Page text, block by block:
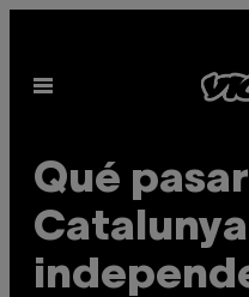
contenido
Abrir
Qué